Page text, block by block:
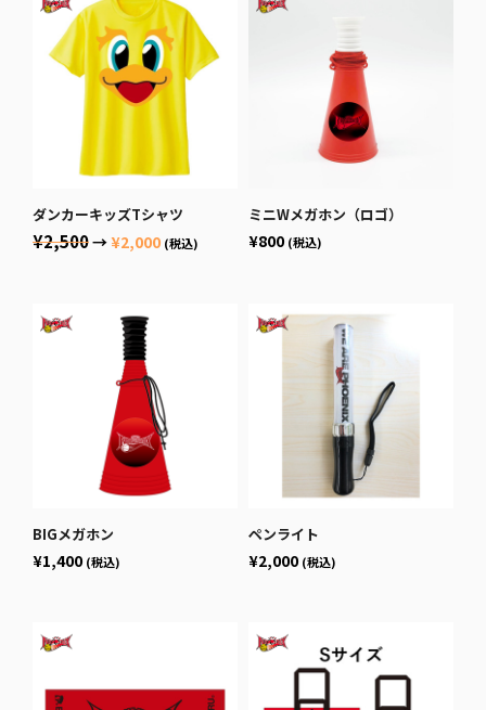
ダンカーキッズTシャツ
¥2,500→¥2,000 (税込)
ミニWメガホン（ロゴ）
¥800 (税込)
BIGメガホン
¥1,400 (税込)
ペンライト
¥2,000 (税込)